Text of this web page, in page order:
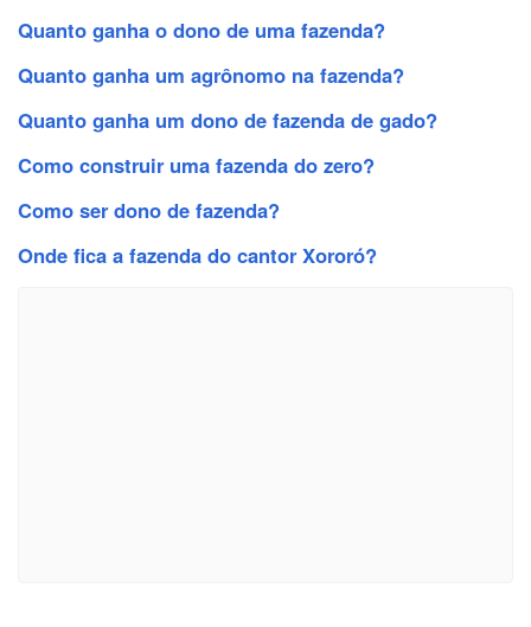
Quanto ganha o dono de uma fazenda?
Quanto ganha um agrônomo na fazenda?
Quanto ganha um dono de fazenda de gado?
Como construir uma fazenda do zero?
Como ser dono de fazenda?
Onde fica a fazenda do cantor Xororó?